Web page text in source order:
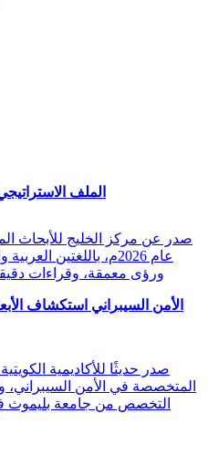
الملف الاستراتيجي
صدر عن مركز الخليج للأبحاث
عام 2026م، باللغتين
ورؤى معمقة، وقراءات
الأمن السيبراني استكشاف
المتخصصة في الأمن السيبراني،
التخصص من جامعة بليموث